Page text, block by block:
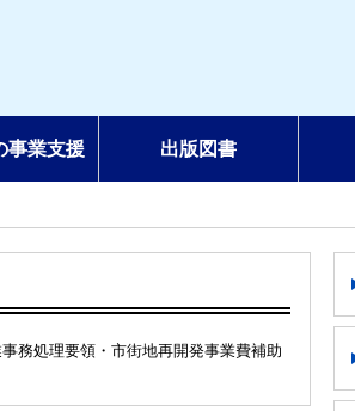
事業支援 出版図書
務処理要領・市街地再開発事業費補助